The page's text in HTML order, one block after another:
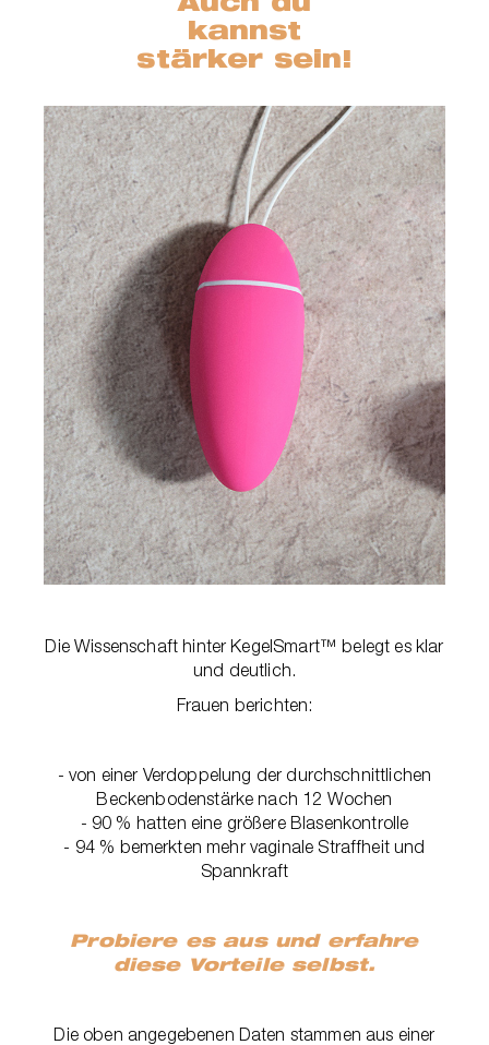
kannst
stärker sein!
Die Wissenschaft hinter KegelSmart™ belegt es klar
und deutlich.
Frauen berichten:
- von einer Verdoppelung der durchschnittlichen
Beckenbodenstärke nach 12 Wochen
- 90 % hatten eine größere Blasenkontrolle
- 94 % bemerkten mehr vaginale Straffheit und
Spannkraft
Probiere es aus und erfahre
diese Vorteile selbst.
Die oben angegebenen Daten stammen aus einer